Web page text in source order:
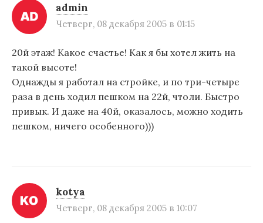
admin
Четверг, 08 декабря 2005 в 01:15
20й этаж! Какое счастье! Как я бы хотел жить на
такой высоте!
Однажды я работал на стройке, и по три-четыре
раза в день ходил пешком на 22й, чтоли. Быстро
привык. И даже на 40й, оказалось, можно ходить
пешком, ничего особенного)))
kotya
Четверг, 08 декабря 2005 в 10:07